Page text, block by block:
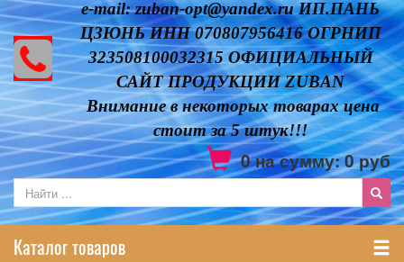
e-mail: zuban-opt@yandex.ru ИП.ПАНЬ
ЦЗЮНЬ ИНН 070807956416 ОГРНИП
323508100032315 ОФИЦИАЛЬНЫЙ
САЙТ ПРОДУКЦИИ ZUBAN
Внимание в некоторых товарах цена
стоит за 5 штук!!!
0на сумму:0руб
Каталог товаров